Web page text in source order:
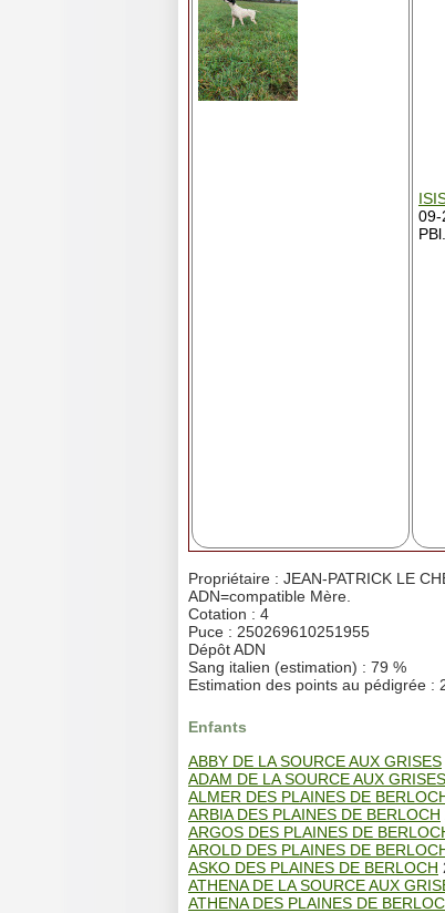
09-
Propriétaire : JEAN-PATRICK LE
ADN=compatible Mère.
Cotation : 4
Puce : 250269610251955
Dépôt ADN
Sang italien (estimation) : 79 %
Estimation des points au pédigrée :
Enfants
ABBY DE LA SOURCE AUX GRISES
ADAM DE LA SOURCE AUX GRISES
ALMER DES PLAINES DE
ARBIA DES PLAINES DE BERLOCH
ARGOS DES PLAINES DE
AROLD DES PLAINES DE
ASKO DES PLAINES DE BERLOCH
ATHENA DE LA SOURCE AUX
ATHENA DES PLAINES DE